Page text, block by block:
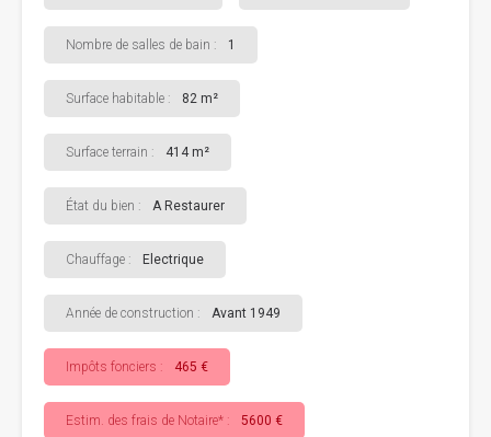
Nombre de salles de bain : 1
Surface habitable : 82 m²
Surface terrain : 414 m²
État du bien : A Restaurer
Chauffage : Electrique
Année de construction : Avant 1949
Impôts fonciers : 465 €
Estim. des frais de Notaire* : 5600 €